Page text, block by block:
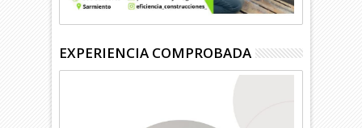
EXPERIENCIA COMPROBADA